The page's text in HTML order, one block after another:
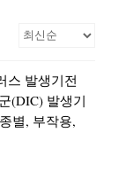
스 발생기전
(DIC) 발생기
별, 부작용,